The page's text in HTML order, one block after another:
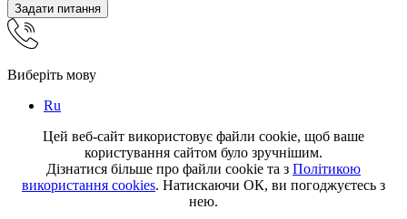
Задати питання
Виберіть мову
Ru
Цей веб-сайт використовує файли cookie, щоб ваше
користування сайтом було зручнішим.
Дізнатися більше про файли cookie та з Політикою
використання cookies. Натискаючи ОК, ви погоджуєтесь з
нею.